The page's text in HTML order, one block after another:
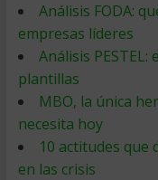
Análisis FODA:
empresas líderes
Análisis
plantillas
MBO, la única
necesita hoy
10 actitudes que
en las crisis